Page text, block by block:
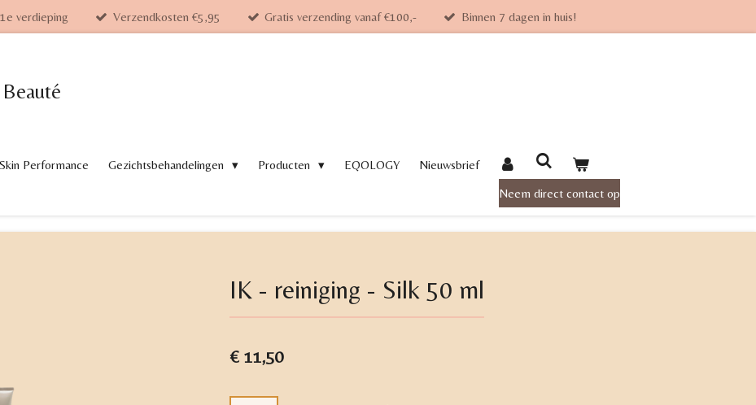
verdieping Verzendkosten €5,95 Gratis verzending vanaf €100,- Binnen 7 dagen in huis!
Beauté
Performance Gezichtsbehandelingen Producten EQOLOGY Nieuwsbrief
Neem direct contact op
IK - reiniging - Silk 50 ml
€ 11,50